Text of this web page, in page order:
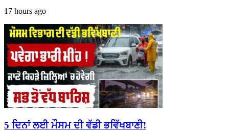
17 hours ago
5 ਦਿਨਾਂ ਲਈ ਮੌਸਮ ਦੀ ਵੱਡੀ ਭਵਿੱਖਬਾਣੀ!